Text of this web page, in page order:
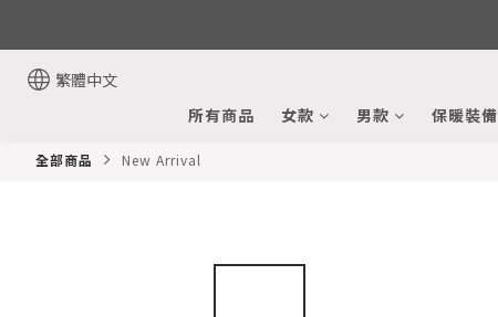
繁體中文
所有商品
女款 男款 保暖裝備
全部商品 New Arrival